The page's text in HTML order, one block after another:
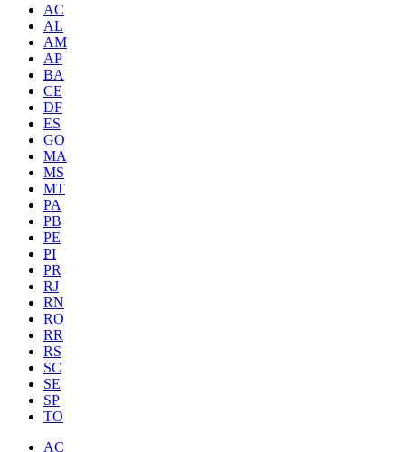
AC
AL
AM
AP
BA
CE
DF
ES
GO
MA
MS
MT
PA
PB
PE
PI
PR
RJ
RN
RO
RR
RS
SC
SE
SP
TO
AC